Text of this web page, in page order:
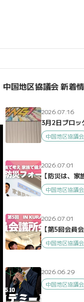
中国地区協議会 新着
2026.07.16
3月2日ブロッ
中国地区協議会
2026.07.01
【防災は、家
中国地区協議会
2026.07.01
【第5回会員
中国地区協議会
2026.06.29
中国地区協議会